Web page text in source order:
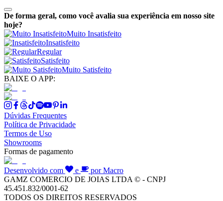
De forma geral, como você avalia sua experiência em nosso site
hoje?
Muito Insatisfeito
Insatisfeito
Regular
Satisfeito
Muito Satisfeito
BAIXE O APP:
Dúvidas Frequentes
Política de Privacidade
Termos de Uso
Showrooms
Formas de pagamento
Desenvolvido com e
por Macro
GAMZ COMERCIO DE JOIAS LTDA © - CNPJ
45.451.832/0001-62
TODOS OS DIREITOS RESERVADOS